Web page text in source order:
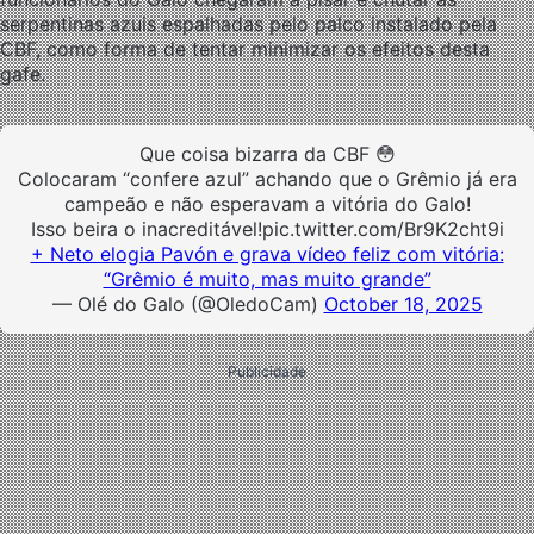
serpentinas azuis espalhadas pelo palco instalado pela
CBF, como forma de tentar minimizar os efeitos desta
gafe.
Que coisa bizarra da CBF 😳
Colocaram “confere azul” achando que o Grêmio já era
campeão e não esperavam a vitória do Galo!
Isso beira o inacreditável!pic.twitter.com/Br9K2cht9i
+ Neto elogia Pavón e grava vídeo feliz com vitória:
“Grêmio é muito, mas muito grande”
— Olé do Galo (@OledoCam) October 18, 2025
Publicidade